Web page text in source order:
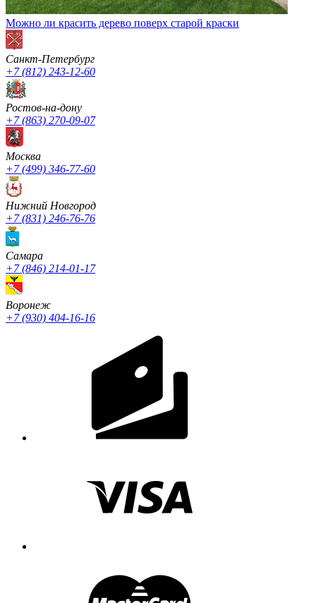
Можно ли красить дерево поверх старой краски
Санкт-Петербург
+7 (812) 243-12-60
Ростов-на-дону
+7 (863) 270-09-07
Москва
+7 (499) 346-77-60
Нижний Новгород
+7 (831) 246-76-76
Cамара
+7 (846) 214-01-17
Воронеж
+7 (930) 404-16-16